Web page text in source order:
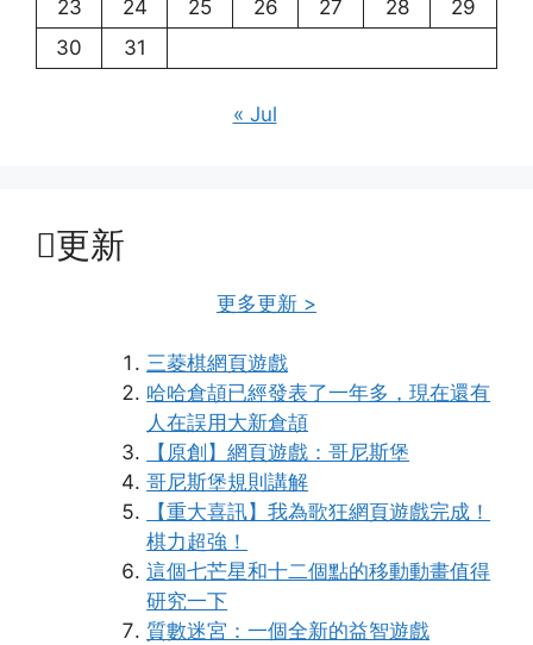
23
24 25 26 27 28
29
30
31
« Jul
更新
更多更新 >
三菱棋網頁遊戲
哈哈倉頡已經發表了一年多，現在還有
人在誤用大新倉頡
【原創】網頁遊戲：哥尼斯堡
哥尼斯堡規則講解
【重大喜訊】我為歌狂網頁遊戲完成！
棋力超強！
這個七芒星和十二個點的移動動畫值得
研究一下
質數迷宮：一個全新的益智遊戲